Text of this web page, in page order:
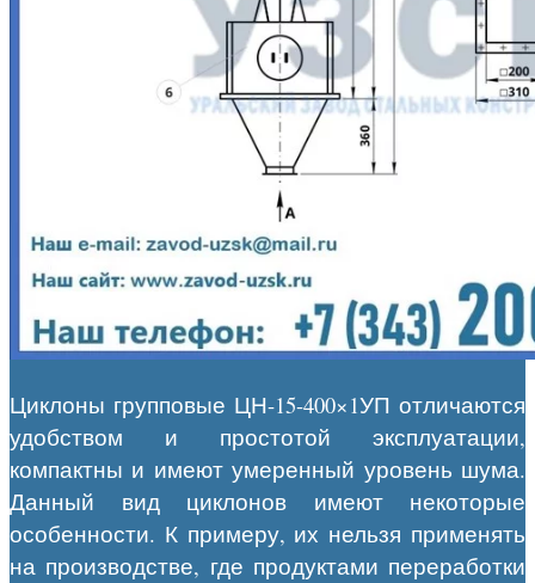
Циклоны групповые ЦН-15-400×1УП отличаются
удобством и простотой эксплуатации,
компактны и имеют умеренный уровень шума.
Данный вид циклонов имеют некоторые
особенности. К примеру, их нельзя применять
на производстве, где продуктами переработки